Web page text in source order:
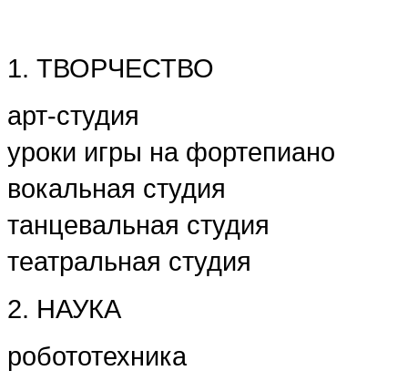
1. ТВОРЧЕСТВО
арт-студия
уроки игры на фортепиано
вокальная студия
танцевальная студия
театральная студия
2. НАУКА
робототехника